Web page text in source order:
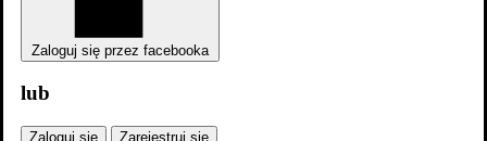
Zaloguj się przez facebooka
lub
Zaloguj się Zarejestruj się